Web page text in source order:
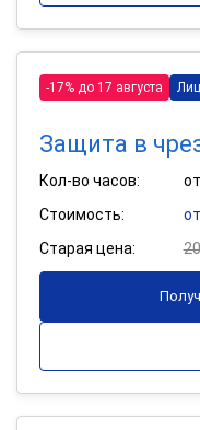
-17% до 17 августа
Защита в
Кол-во часов:
Стоимость:
Старая цена: